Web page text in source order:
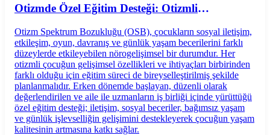
Otizmde Özel Eğitim Desteği: Otizmli
Otizm Spektrum Bozukluğu (OSB), çocukların sosyal iletişim,
etkileşim, oyun, davranış ve günlük yaşam becerilerini farklı
düzeylerde etkileyebilen nörogelişimsel bir durumdur. Her
otizmli çocuğun gelişimsel özellikleri ve ihtiyaçları birbirinden
farklı olduğu için eğitim süreci de bireyselleştirilmiş şekilde
planlanmalıdır. Erken dönemde başlayan, düzenli olarak
değerlendirilen ve aile ile uzmanların iş birliği içinde yürüttüğü
özel eğitim desteği; iletişim, sosyal beceriler, bağımsız yaşam
ve günlük işlevselliğin gelişimini destekleyerek çocuğun yaşam
kalitesinin artmasına katkı sağlar.